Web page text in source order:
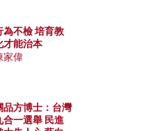
為不檢 培育教
才能治本
家偉
品方博士：台灣
合一選舉 民進